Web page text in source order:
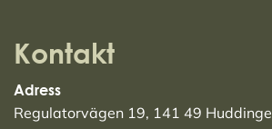
Kontakt
Adress
Regulatorvägen 19, 141 49 Huddinge